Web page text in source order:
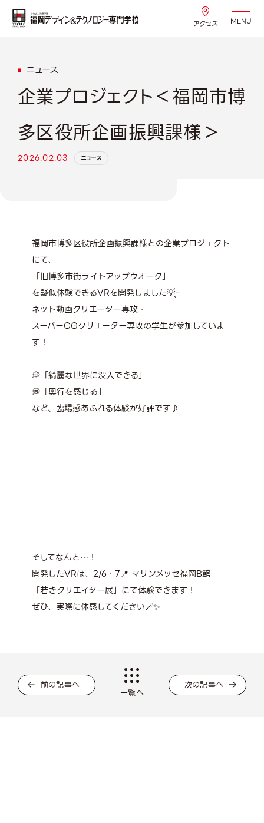
アクセス MENU
ニュース
企業プロジェクト＜福岡市博
多区役所企画振興課様＞
2026.02.03 ニュース
福岡市博多区役所企画振興課様との企業プロジェクト
にて、
「旧博多市街ライトアップウォーク」
を疑似体験できるVRを開発しました💡̖́-
ネット動画クリエーター専攻・
スーパーCGクリエーター専攻の学生が参加していま
す！
💭「綺麗な世界に没入できる」
💭「奥行を感じる」
など、臨場感あふれる体験が好評です♪
そしてなんと…！
開発したVRは、2/6・7📍 マリンメッセ福岡B館
「若きクリエイター展」にて体験できます！
ぜひ、実際に体感してください🪄✨
前の記事へ
一覧へ
次の記事へ